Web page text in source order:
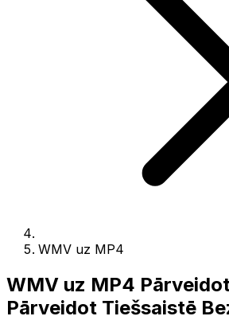
WMV uz MP4
WMV uz MP4
Pārveidot Tiešsaistē